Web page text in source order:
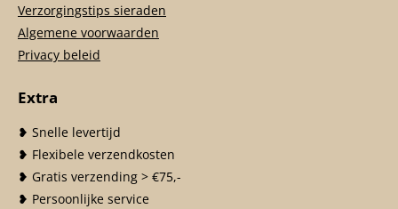
Verzorgingstips sieraden
Algemene voorwaarden
Privacy beleid
Extra
❥ Snelle levertijd
❥ Flexibele verzendkosten
❥ Gratis verzending > €75,-
❥ Persoonlijke service